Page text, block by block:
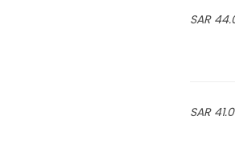
44.0
41.0 SAR